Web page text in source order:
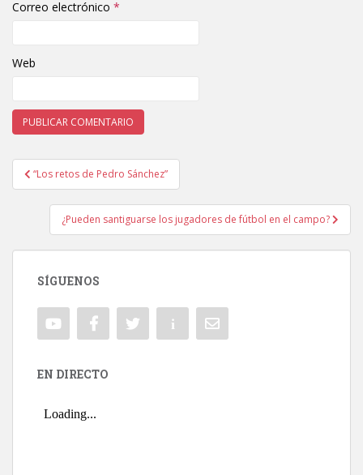
Correo electrónico *
Web
Navegación de entradas
“Los retos de Pedro Sánchez”
¿Pueden santiguarse los jugadores de fútbol en el campo?
SÍGUENOS
EN DIRECTO